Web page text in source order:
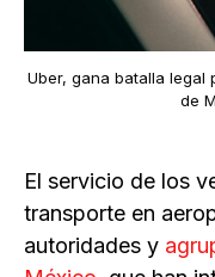
Uber, gana batalla legal
de
El servicio de los
transporte en
autoridades y